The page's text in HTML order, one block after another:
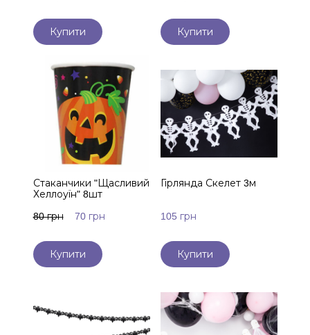
Купити Купити
Стаканчики "Щасливий
Хеллоуїн" 8шт
80 грн
70 грн
Купити
Гірлянда Скелет 3м
105 грн
Купити